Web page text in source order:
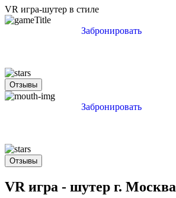
Москва
Санкт-Петербург
Нижний Новгород
VR игра-шутер в стиле
Забронировать
Отзывы
Забронировать
Отзывы
VR игра - шутер г. Москва